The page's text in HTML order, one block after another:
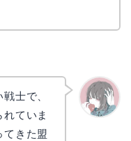
士で、
れていま
てきた盟